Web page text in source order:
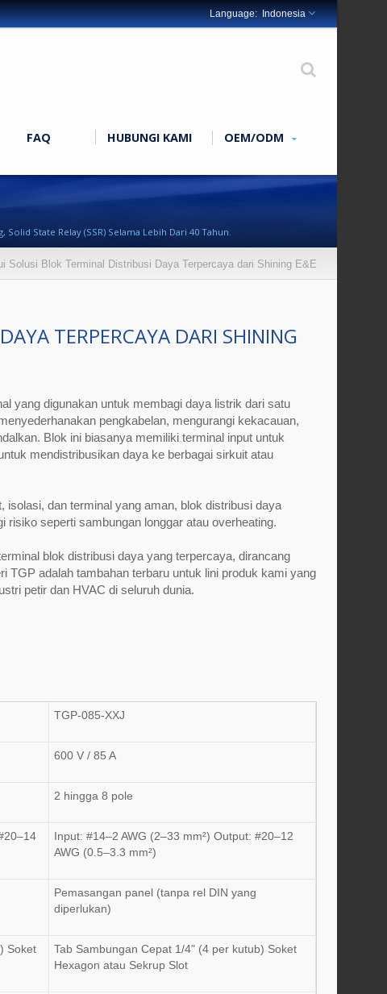
Indonesia
FAQ HUBUNGI KAMI OEM/ODM
State Relay (SSR) Selama Lebih Dari 40 Tahun.
Solusi Blok Terminal Distribusi Daya Terpercaya dari Shining E&E
TERPERCAYA DARI SHINING
yang digunakan untuk membagi daya listrik dari satu
pengkabelan, mengurangi kekacauan,
Blok ini biasanya memiliki terminal input untuk
mendistribusikan daya ke berbagai sirkuit atau
isolasi, dan terminal yang aman, blok distribusi daya
seperti sambungan longgar atau overheating.
blok distribusi daya yang terpercaya, dirancang
TGP adalah tambahan terbaru untuk lini produk kami yang
petir dan HVAC di seluruh dunia.
TGP-085-XXJ
600 V / 85 A
2 hingga 8 pole
Input: #14–2 AWG (2–33 mm²) Output: #20–12
AWG (0.5–3.3 mm²)
Pemasangan panel (tanpa rel DIN yang
diperlukan)
Soket
Tab Sambungan Cepat 1/4" (4 per kutub) Soket
Hexagon atau Sekrup Slot